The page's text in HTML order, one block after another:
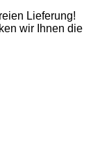
Lieferung!
wir Ihnen die